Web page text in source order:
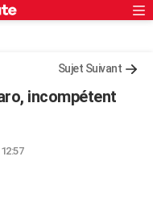
Sujet Suivant
incompétent